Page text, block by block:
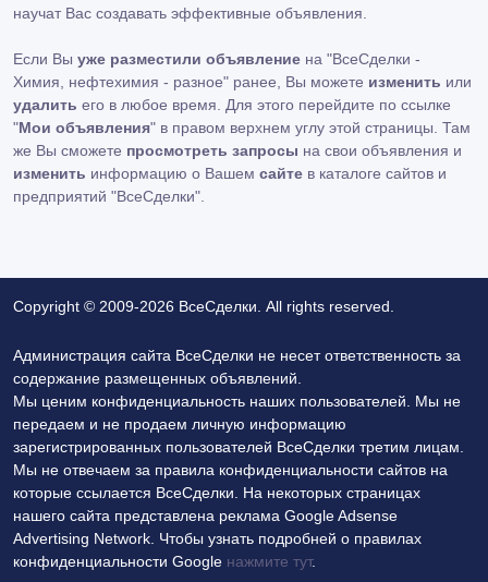
научат Вас создавать эффективные объявления.
Если Вы уже разместили объявление на "ВсеСделки -
Химия, нефтехимия - разное" ранее, Вы можете изменить или
удалить его в любое время. Для этого перейдите по ссылке
"Мои объявления" в правом верхнем углу этой страницы. Там
же Вы сможете просмотреть запросы на свои объявления и
изменить информацию о Вашем сайте в каталоге сайтов и
предприятий "ВсеСделки".
Copyright © 2009-2026 ВсеСделки. All rights reserved.
Администрация сайта ВсеСделки не несет ответственность за
содержание размещенных объявлений.
Мы ценим конфиденциальность наших пользователей. Мы не
передаем и не продаем личную информацию
зарегистрированных пользователей ВсеСделки третим лицам.
Мы не отвечаем за правила конфиденциальности сайтов на
которые ссылается ВсеСделки. На некоторых страницах
нашего сайта представлена реклама Google Adsense
Advertising Network. Чтобы узнать подробней о правилах
конфиденциальности Google нажмите тут.